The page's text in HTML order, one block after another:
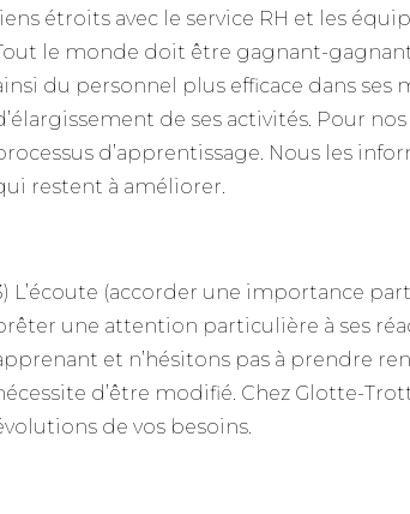
liens étroits avec le service RH et les
le monde doit être gagnant-
du personnel plus efficace dans ses
de ses activités. Pour
d’apprentissage. Nous les
restent à améliorer.
L’écoute (accorder une importance
une attention particulière à ses
et n’hésitons pas à prendre
d’être modifié. Chez Glotte-
de vos besoins.